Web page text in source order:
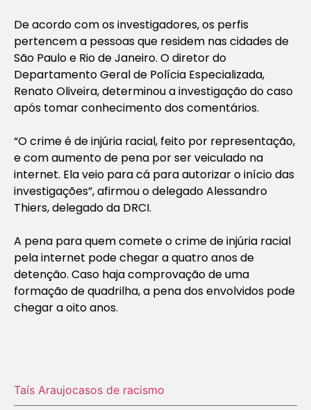
De acordo com os investigadores, os perfis
pertencem a pessoas que residem nas cidades de
São Paulo e Rio de Janeiro. O diretor do
Departamento Geral de Polícia Especializada,
Renato Oliveira, determinou a investigação do caso
após tomar conhecimento dos comentários.
“O crime é de injúria racial, feito por representação,
e com aumento de pena por ser veiculado na
internet. Ela veio para cá para autorizar o início das
investigações”, afirmou o delegado Alessandro
Thiers, delegado da DRCI.
A pena para quem comete o crime de injúria racial
pela internet pode chegar a quatro anos de
detenção. Caso haja comprovação de uma
formação de quadrilha, a pena dos envolvidos pode
chegar a oito anos.
Taís Araujocasos de racismo